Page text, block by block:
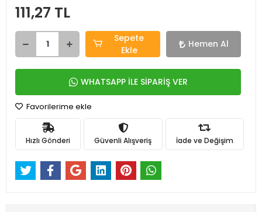
111,27 TL
Sepete
Ekle
Hemen Al
WHATSAPP İLE SİPARİŞ VER
Favorilerime ekle
Hızlı Gönderi Güvenli Alışveriş İade ve Değişim